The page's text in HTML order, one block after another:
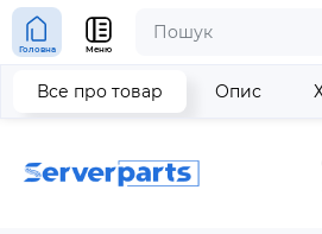
Головна Меню
Все про товар Опис